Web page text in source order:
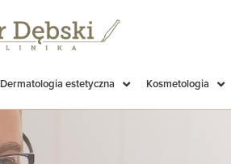
Dermatologia estetyczna Kosmetologia